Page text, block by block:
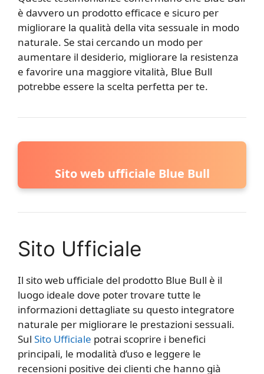
è davvero un prodotto efficace e sicuro per
migliorare la qualità della vita sessuale in modo
naturale. Se stai cercando un modo per
aumentare il desiderio, migliorare la resistenza
e favorire una maggiore vitalità, Blue Bull
potrebbe essere la scelta perfetta per te.
Sito web ufficiale Blue Bull
Sito Ufficiale
Il sito web ufficiale del prodotto Blue Bull è il
luogo ideale dove poter trovare tutte le
informazioni dettagliate su questo integratore
naturale per migliorare le prestazioni sessuali.
Sul Sito Ufficiale potrai scoprire i benefici
principali, le modalità d’uso e leggere le
recensioni positive dei clienti che hanno già